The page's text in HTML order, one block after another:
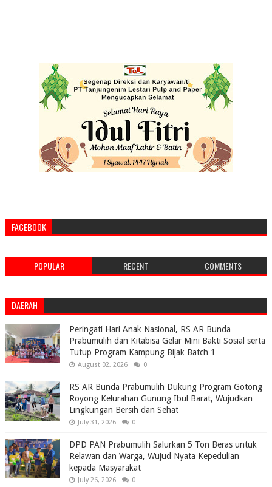
FACEBOOK
POPULAR RECENT COMMENTS
DAERAH
Peringati Hari Anak Nasional, RS AR Bunda
Prabumulih dan Kitabisa Gelar Mini Bakti Sosial serta
Tutup Program Kampung Bijak Batch 1
August 02, 2026 0
RS AR Bunda Prabumulih Dukung Program Gotong
Royong Kelurahan Gunung Ibul Barat, Wujudkan
Lingkungan Bersih dan Sehat
July 31, 2026 0
DPD PAN Prabumulih Salurkan 5 Ton Beras untuk
Relawan dan Warga, Wujud Nyata Kepedulian
kepada Masyarakat
July 26, 2026 0